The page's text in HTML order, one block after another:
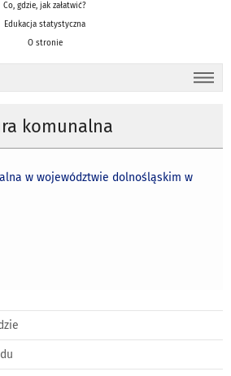
Co, gdzie, jak załatwić?
Edukacja statystyczna
O stronie
komunalna
w województwie dolnośląskim w